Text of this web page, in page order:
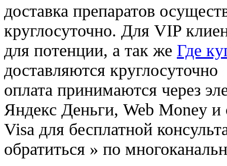
доставка препаратов
круглосуточно. Для VIP
для потенции, а так же Где
доставляются круглосуточно
оплата принимаются через
Яндекс Деньги, Web Money и
Visa для бесплатной
обратиться » по